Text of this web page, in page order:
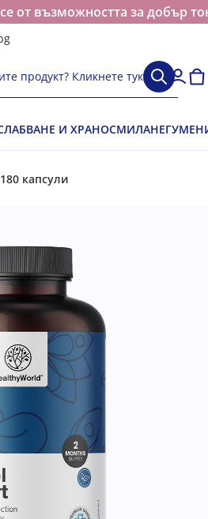
от възможността за добър
продукт? Кликнете тук
И ХРАНОСМИЛАНЕ
капсули